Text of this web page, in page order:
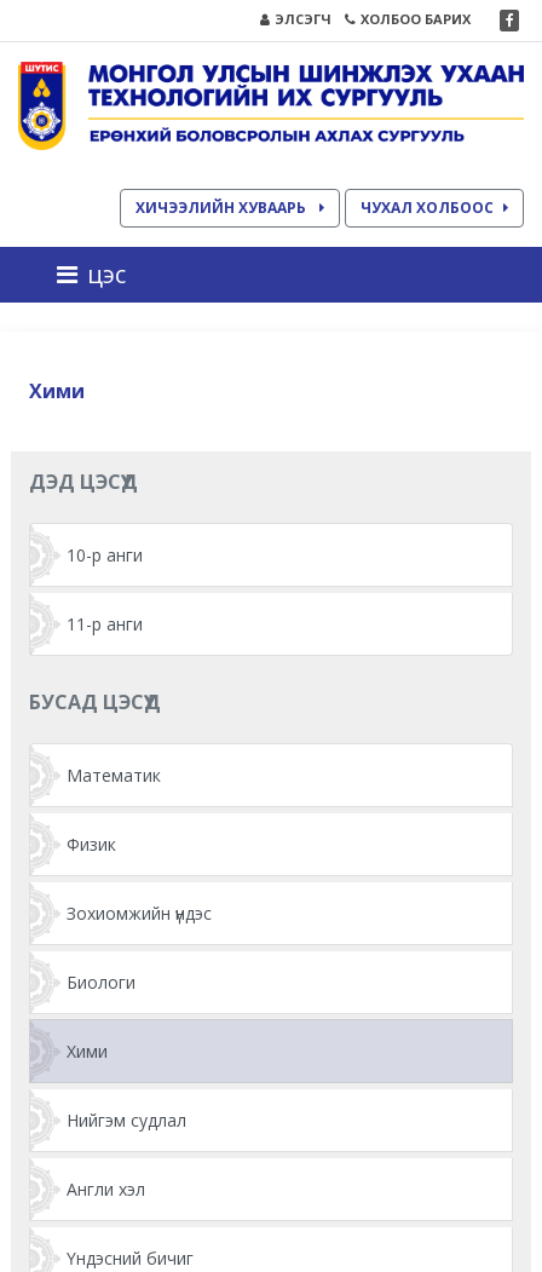
ЭЛСЭГЧ ХОЛБОО БАРИХ
ХИЧЭЭЛИЙН ХУВААРЬ ЧУХАЛ ХОЛБООС
цэс
Хими
ДЭД ЦЭСҮҮД
10-р анги
11-р анги
БУСАД ЦЭСҮҮД
Математик
Физик
Зохиомжийн үндэс
Биологи
Хими
Нийгэм судлал
Англи хэл
Үндэсний бичиг